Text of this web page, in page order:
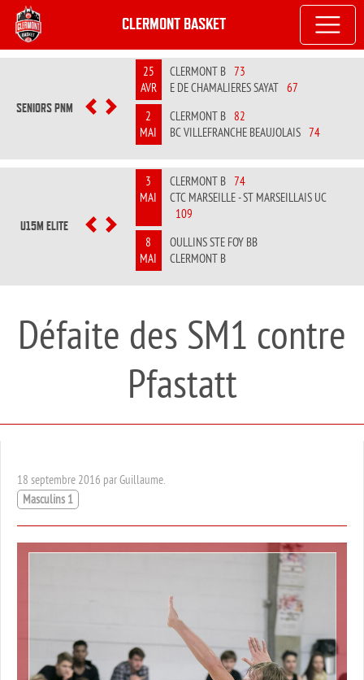
CLERMONT BASKET
SENIORS PNM PREVIOUS
NEXT
25
AVR
CLERMONT B 73
E DE CHAMALIERES SAYAT 67
2
MAI
CLERMONT B 82
BC VILLEFRANCHE BEAUJOLAIS 74
U15M ELITE PREVIOUS
NEXT
3
MAI
CLERMONT B 74
CTC MARSEILLE - ST MARSEILLAIS UC
109
8
MAI
OULLINS STE FOY BB
CLERMONT B
Défaite des SM1 contre
Pfastatt
18 septembre 2016 par Guillaume.
Masculins 1